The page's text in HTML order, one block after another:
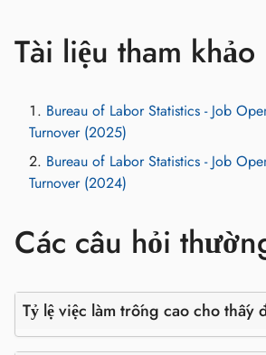
Tài liệu tham khảo
Bureau of Labor Statistics - Job
Turnover (2025)
Bureau of Labor Statistics - Job
Turnover (2024)
Các câu hỏi
Tỷ lệ việc làm trống cao cho thấy